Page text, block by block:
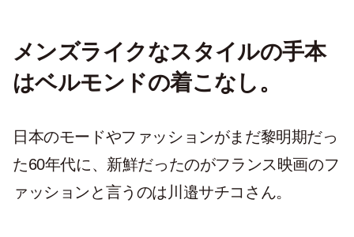
メンズライクなスタイルの手本
はベルモンドの着こなし。
日本のモードやファッションがまだ黎明期だっ
た60年代に、新鮮だったのがフランス映画のフ
ァッションと言うのは川邉サチコさん。